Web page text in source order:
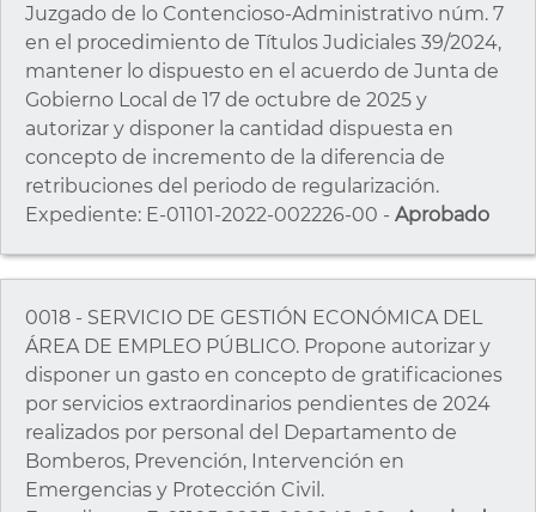
Juzgado de lo Contencioso-Administrativo núm. 7
en el procedimiento de Títulos Judiciales 39/2024,
mantener lo dispuesto en el acuerdo de Junta de
Gobierno Local de 17 de octubre de 2025 y
autorizar y disponer la cantidad dispuesta en
concepto de incremento de la diferencia de
retribuciones del periodo de regularización.
Expediente: E-01101-2022-002226-00 - Aprobado
0018 - SERVICIO DE GESTIÓN ECONÓMICA DEL
ÁREA DE EMPLEO PÚBLICO. Propone autorizar y
disponer un gasto en concepto de gratificaciones
por servicios extraordinarios pendientes de 2024
realizados por personal del Departamento de
Bomberos, Prevención, Intervención en
Emergencias y Protección Civil.